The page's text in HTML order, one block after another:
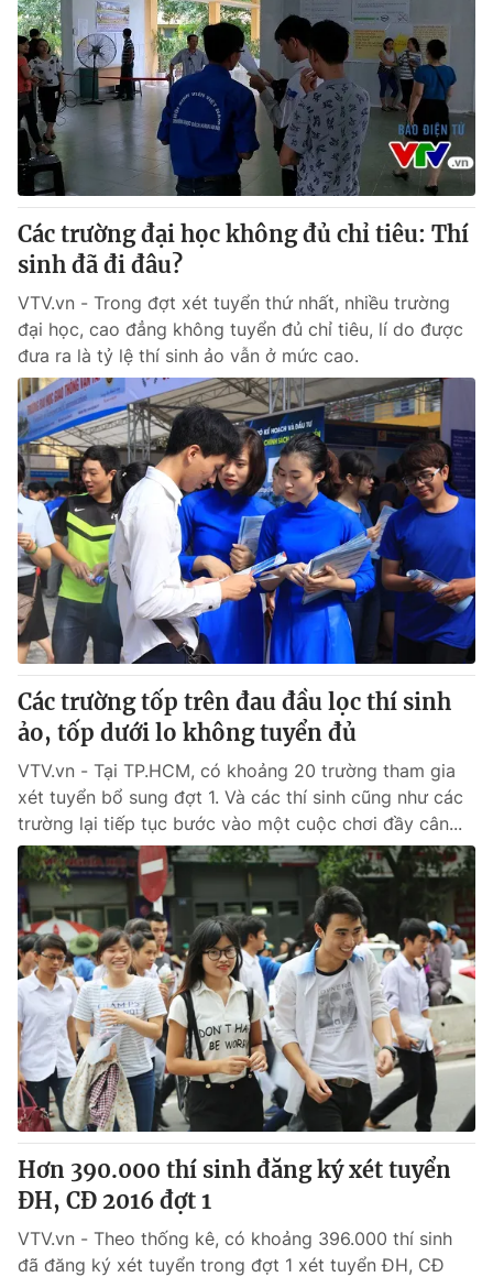
Các trường đại học không đủ chỉ tiêu: Thí
sinh đã đi đâu?
VTV.vn - Trong đợt xét tuyển thứ nhất, nhiều trường
đại học, cao đẳng không tuyển đủ chỉ tiêu, lí do được
đưa ra là tỷ lệ thí sinh ảo vẫn ở mức cao.
Các trường tốp trên đau đầu lọc thí sinh
ảo, tốp dưới lo không tuyển đủ
VTV.vn - Tại TP.HCM, có khoảng 20 trường tham gia
xét tuyển bổ sung đợt 1. Và các thí sinh cũng như các
trường lại tiếp tục bước vào một cuộc chơi đầy cân...
Hơn 390.000 thí sinh đăng ký xét tuyển
ĐH, CĐ 2016 đợt 1
VTV.vn - Theo thống kê, có khoảng 396.000 thí sinh
đã đăng ký xét tuyển trong đợt 1 xét tuyển ĐH, CĐ